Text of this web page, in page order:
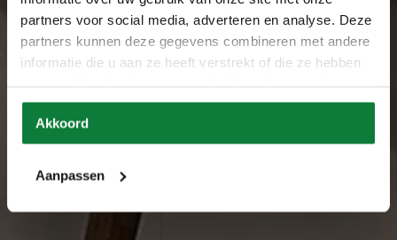
partners voor social media, adverteren en analyse. Deze
partners kunnen deze gegevens combineren met andere
informatie die u aan ze heeft verstrekt of die ze hebben
Akkoord
Aanpassen